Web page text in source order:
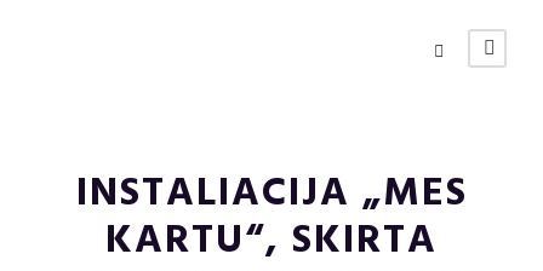
INSTALIACIJA „MES
KARTU“, SKIRTA